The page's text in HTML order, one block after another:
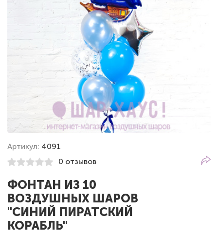
Артикул: 4091
0 отзывов
ФОНТАН ИЗ 10
ВОЗДУШНЫХ ШАРОВ
"СИНИЙ ПИРАТСКИЙ
КОРАБЛЬ"